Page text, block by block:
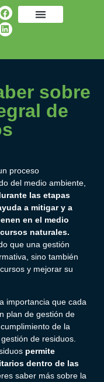
sobre
de
proceso
del medio ambiente,
las etapas
a mitigar y a
en el medio
naturales.
que una gestión
sino también
y mejorar su
importancia que cada
plan de gestión de
de la
de residuos.
permite
dentro de las
saber más sobre la